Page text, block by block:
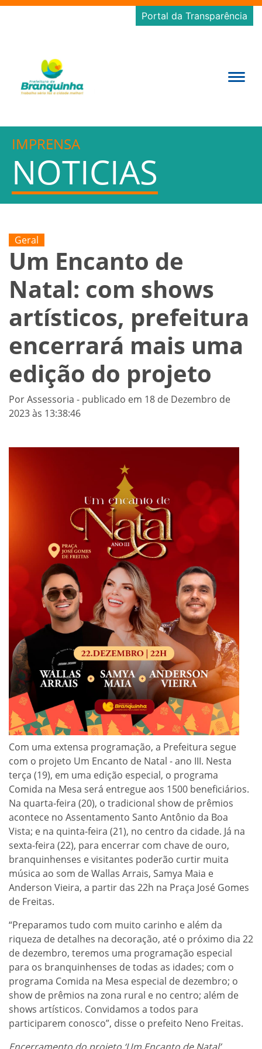
Portal da Transparência
IMPRENSA
NOTICIAS
Geral
Um Encanto de
Natal: com shows
artísticos, prefeitura
encerrará mais uma
edição do projeto
Por Assessoria - publicado em 18 de Dezembro de
2023 às 13:38:46
Com uma extensa programação, a Prefeitura segue
com o projeto Um Encanto de Natal - ano III. Nesta
terça (19), em uma edição especial, o programa
Comida na Mesa será entregue aos 1500 beneficiários.
Na quarta-feira (20), o tradicional show de prêmios
acontece no Assentamento Santo Antônio da Boa
Vista; e na quinta-feira (21), no centro da cidade. Já na
sexta-feira (22), para encerrar com chave de ouro,
branquinhenses e visitantes poderão curtir muita
música ao som de Wallas Arrais, Samya Maia e
Anderson Vieira, a partir das 22h na Praça José Gomes
de Freitas.
“Preparamos tudo com muito carinho e além da
riqueza de detalhes na decoração, até o próximo dia 22
de dezembro, teremos uma programação especial
para os branquinhenses de todas as idades; com o
programa Comida na Mesa especial de dezembro; o
show de prêmios na zona rural e no centro; além de
shows artísticos. Convidamos a todos para
participarem conosco”, disse o prefeito Neno Freitas.